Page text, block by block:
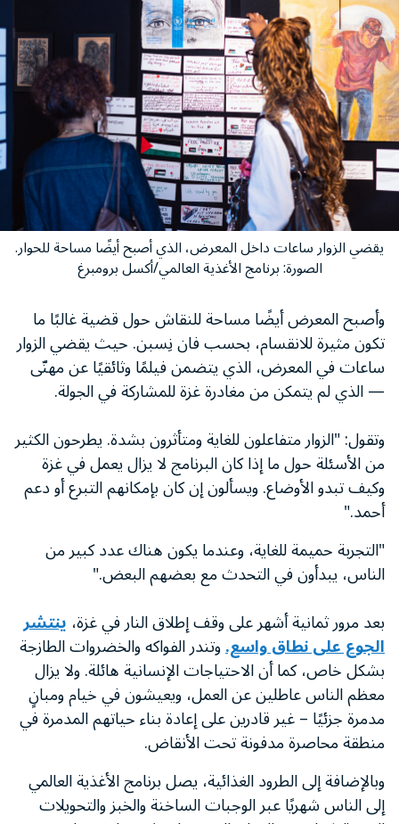
يقضي الزوار ساعات داخل المعرض، الذي أصبح أيضًا مساحة للحوار.
الصورة: برنامج الأغذية العالمي/أكسل برومبرغ
وأصبح المعرض أيضًا مساحة للنقاش حول قضية غالبًا ما
تكون مثيرة للانقسام، بحسب فان نِسبن. حيث يقضي الزوار
ساعات في المعرض، الذي يتضمن فيلمًا وثائقيًا عن مهنّى
— الذي لم يتمكن من مغادرة غزة للمشاركة في الجولة.
وتقول: "الزوار متفاعلون للغاية ومتأثرون بشدة. يطرحون الكثير
من الأسئلة حول ما إذا كان البرنامج لا يزال يعمل في غزة
وكيف تبدو الأوضاع. ويسألون إن كان بإمكانهم التبرع أو دعم
أحمد."
"التجربة حميمة للغاية، وعندما يكون هناك عدد كبير من
الناس، يبدأون في التحدث مع بعضهم البعض."
بعد مرور ثمانية أشهر على وقف إطلاق النار في غزة، ينتشر
الجوع على نطاق واسع.وتندر الفواكه والخضروات الطازجة
بشكل خاص، كما أن الاحتياجات الإنسانية هائلة. ولا يزال
معظم الناس عاطلين عن العمل، ويعيشون في خيام ومبانٍ
مدمرة جزئيًا – غير قادرين على إعادة بناء حياتهم المدمرة في
منطقة محاصرة مدفونة تحت الأنقاض.
وبالإضافة إلى الطرود الغذائية، يصل برنامج الأغذية العالمي
إلى الناس شهريًا عبر الوجبات الساخنة والخبز والتحويلات